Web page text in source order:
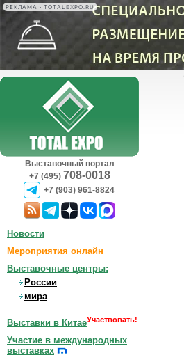
РЕКЛАМА • TOTALEXPO.RU
Выставочный портал
+7 (495) 708-0018
+7 (903) 961-8824
Новости
Мероприятия онлайн
Выставочные центры:
России
мира
Выставки в КитаеУчаствовать!
Участие в международных
выставках